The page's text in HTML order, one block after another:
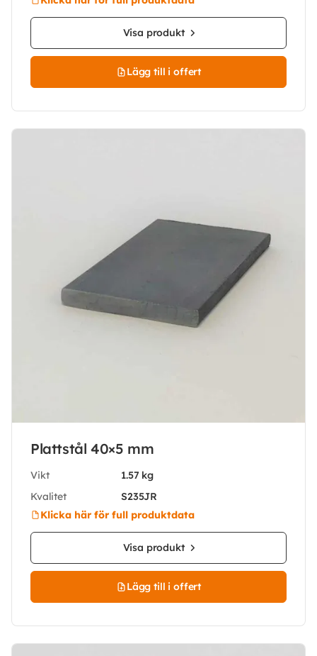
Visa produkt
Lägg till i offert
Plattstål 40×5 mm
Vikt
1.57 kg
Kvalitet
S235JR
Klicka här för full produktdata
Visa produkt
Lägg till i offert